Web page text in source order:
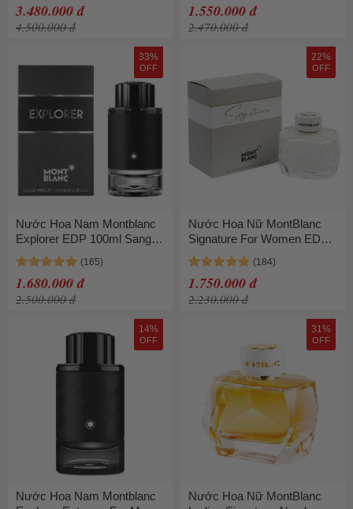
3.480.000 đ
4.500.000 đ
1.550.000 đ
2.470.000 đ
33%
OFF
Nước Hoa Nam Montblanc
Explorer EDP 100ml Sang
Trọng
1.680.000 đ
2.500.000 đ
22%
OFF
Nước Hoa Nữ MontBlanc
Signature For Women EDP
Spray 90ml
1.750.000 đ
2.230.000 đ
14%
OFF
Nước Hoa Nam Montblanc
31%
OFF
Nước Hoa Nữ MontBlanc